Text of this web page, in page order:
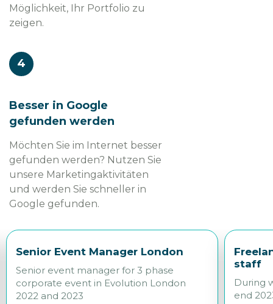
Möglichkeit, Ihr Portfolio zu
zeigen.
4
Besser in Google
gefunden werden
Möchten Sie im Internet besser
gefunden werden? Nutzen Sie
unsere Marketingaktivitäten
und werden Sie schneller in
Google gefunden.
Senior Event Manager London
Senior event manager for 3 phase
corporate event in Evolution London
2022 and 2023
staff
During
end